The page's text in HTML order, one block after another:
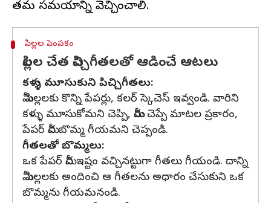
పిల్లల పెంపకం
పిల్లల చేత పిచ్చిగీతలతో ఆడించే ఆటలు
కళ్ళు మూసుకుని పిచ్చిగీతలు:
మీ పిల్లలకు కొన్ని పేపర్లు, కలర్ స్కెచెస్ ఇవ్వండి. వారిని
కళ్ళు మూసుకోమని చెప్పి, మీరు చెప్పే మాటల ప్రకారం,
పేపర్ మీద బొమ్మ గీయమని చెప్పండి.
గీతలతో బొమ్మలు:
ఒక పేపర్ మీద ఇష్టం వచ్చినట్టుగా గీతలు గీయండి. దాన్ని
మీ పిల్లలకు అందించి ఆ గీతలను అధారం చేసుకుని ఒక
బొమ్మను గీయమనండి.